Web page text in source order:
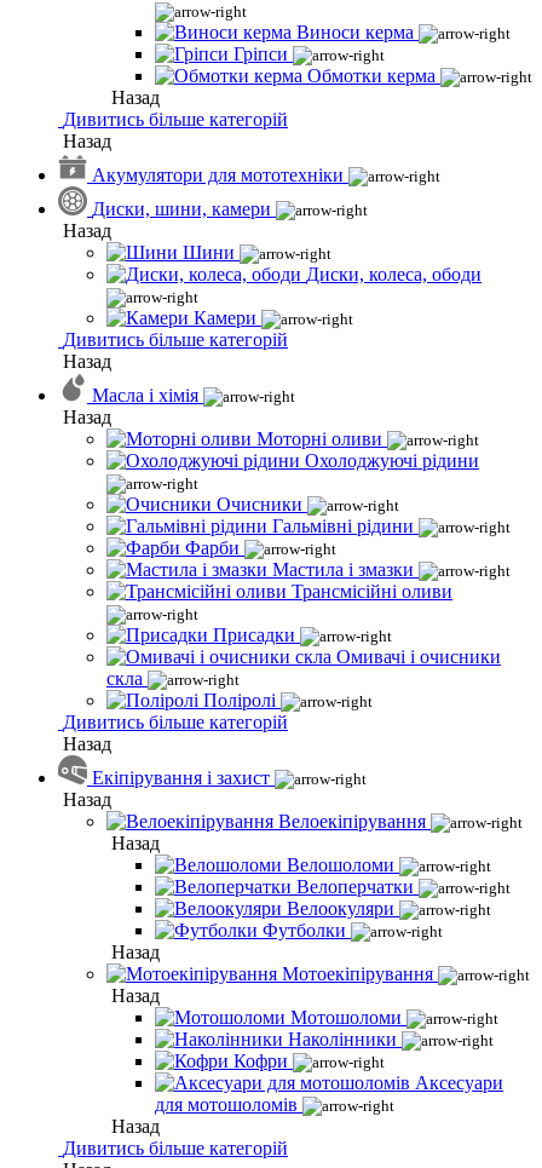
Виноси керма
Гріпси
Обмотки керма
Назад
Дивитись більше категорій
Назад
Акумулятори для мототехніки
Диски, шини, камери
Назад
Шини
Диски, колеса, ободи
Камери
Дивитись більше категорій
Назад
Масла і хімія
Назад
Моторні оливи
Охолоджуючі рідини
Очисники
Гальмівні рідини
Фарби
Мастила і змазки
Трансмісійні оливи
Присадки
Омивачі і очисники
скла
Поліролі
Дивитись більше категорій
Назад
Екіпірування і захист
Назад
Велоекіпірування
Назад
Велошоломи
Велоперчатки
Велоокуляри
Футболки
Назад
Мотоекіпірування
Назад
Мотошоломи
Наколінники
Кофри
Аксесуари
для мотошоломів
Назад
Дивитись більше категорій